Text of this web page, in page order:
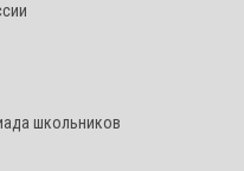
школьников